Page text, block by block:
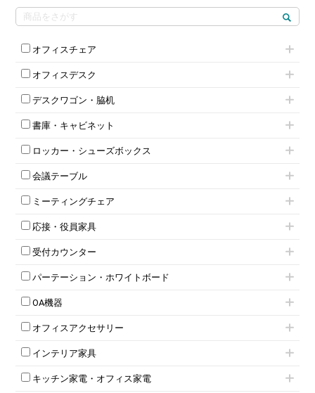
オフィスチェア
肘無しチェア
役員チェア
高級チェア（多機能チェア）
オフィスチェアその他
オフィスデスク
フリーアドレスデスク（ベンチデスク）
昇降デスク
オフィスデスクその他
両袖机
デスクワゴン・脇机
インワゴン2段
インワゴン3段
脇机
ワゴンその他
書庫・キャビネット
ハイキャビネット
ローキャビネット
両開きキャビネット
スチールキャビネット
上下連結キャビネット
軽量ラック（スチールラック）
収納家具その他
両開書庫
ラテラル書庫
ロッカー・シューズボックス
1人用ロッカー
2人用ロッカー
3人用ロッカー
4人用ロッカー
5人用ロッカー
8人用ロッカー
多人数ロッカー
ダイヤル錠ロッカー
ダイヤル錠ロッカー
ワードローブ・クローゼット
会議テーブル
スタッキングテーブル
ネスティングテーブル
幕板付テーブル
カウンターテーブル
T字脚テーブル
会議テーブルW1200～
会議テーブルW1800～
平行スタックテーブル
会議テーブルその他
ミーティングチェア
キャスター付きミーティングチェア
スタッキングミーティングチェア
テーブル付きミーティングチェア
ネスティングミーティングチェア
折りたたみミーティングチェア
ハイチェア
ミーティングチェアその他
応接・役員家具
応接セット
応接ソファ
応接チェア
応接テーブル
応接・役員家具その他
受付カウンター
ローカウンター
ラウンジカウンター
受付カウンターその他
パーテーション・ホワイトボード
パーテーション
自立タイプパーテーション
パーテーションその他
脚付ホワイトボード
壁掛けホワイトボード
ホワイトボードその他
OA機器
電話機（ビジネスフォン）
シュレッダー
プロジェクター
スクリーン
オフィスアクセサリー
チェア用台車
演台・講演台・演説台
防音パネル
個室ブース
インテリア家具
モールドチェア
ダイニングチェア
キッチン家電・オフィス家電